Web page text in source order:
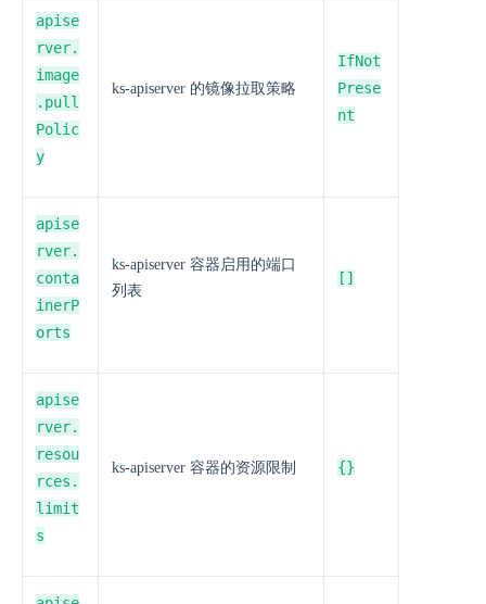
apise
rver.
image
.pull
Polic
y
ks-apiserver 的镜像拉取策略
IfNot
Prese
nt
apise
rver.
conta
inerP
orts
ks-apiserver 容器启用的端口
列表
[]
apise
rver.
resou
rces.
limit
s
ks-apiserver 容器的资源限制 {}